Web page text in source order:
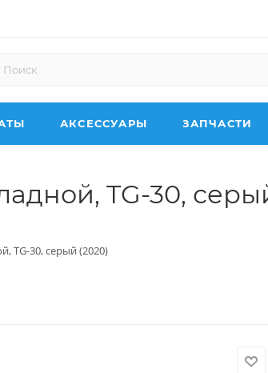
АКСЕССУАРЫ ЗАПЧАСТИ
TG-30,
TG-30, серый (2020)